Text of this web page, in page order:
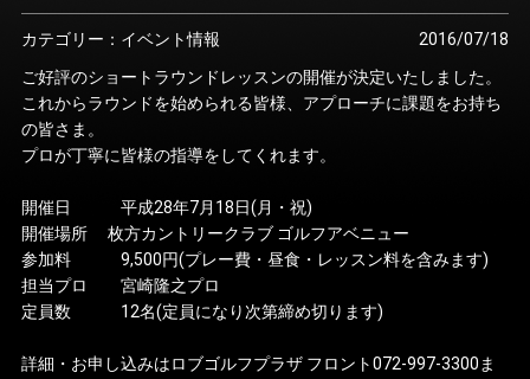
カテゴリー：イベント情報
2016/07/18
ご好評のショートラウンドレッスンの開催が決定いたしました。
これからラウンドを始められる皆様、アプローチに課題をお持ち
の皆さま。
プロが丁寧に皆様の指導をしてくれます。
開催日 平成28年7月18日(月・祝)
開催場所 枚方カントリークラブ ゴルフアベニュー
参加料 9,500円(プレー費・昼食・レッスン料を含みます)
担当プロ 宮崎隆之プロ
定員数 12名(定員になり次第締め切ります)
詳細・お申し込みはロブゴルフプラザ フロント072-997-3300ま